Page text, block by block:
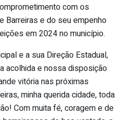
com os
Barreiras e do seu empenho
em 2024 no município.
e a sua Direção Estadual,
acolhida e nossa disposição
vitória nas próximas
minha querida cidade, toda
Com muita fé, coragem e de